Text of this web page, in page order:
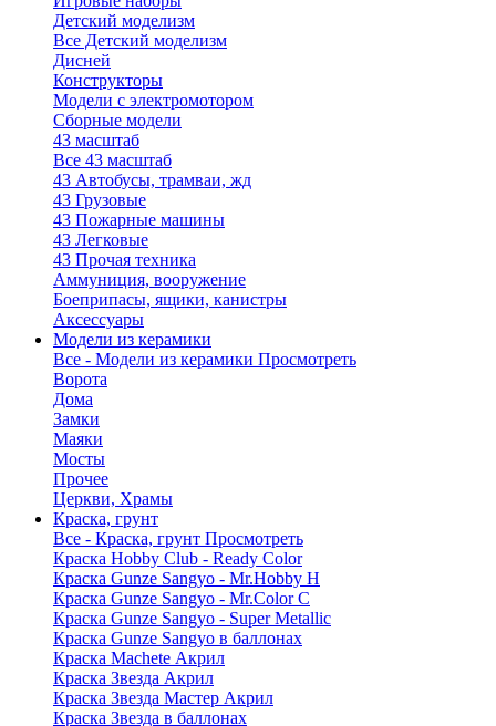
Детский моделизм
Все Детский моделизм
Дисней
Конструкторы
Модели с электромотором
Сборные модели
43 масштаб
Все 43 масштаб
43 Автобусы, трамваи, жд
43 Грузовые
43 Пожарные машины
43 Легковые
43 Прочая техника
Аммуниция, вооружение
Боеприпасы, ящики, канистры
Аксессуары
Модели из керамики
Все - Модели из керамики Просмотреть
Ворота
Дома
Замки
Маяки
Мосты
Прочее
Церкви, Храмы
Краска, грунт
Все - Краска, грунт Просмотреть
Краска Hobby Club - Ready Color
Краска Gunze Sangyo - Mr.Hobby H
Краска Gunze Sangyo - Mr.Color C
Краска Gunze Sangyo - Super Metallic
Краска Gunze Sangyo в баллонах
Краска Machete Акрил
Краска Звезда Акрил
Краска Звезда Мастер Акрил
Краска Звезда в баллонах